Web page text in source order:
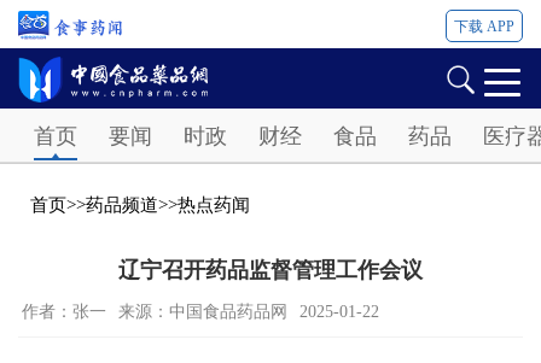
下载 APP
首页 要闻 时政 财经 食品 药品 医疗
首页>>药品频道>>热点药闻
辽宁召开药品监督管理工作会议
作者：张一 来源：中国食品药品网 2025-01-22